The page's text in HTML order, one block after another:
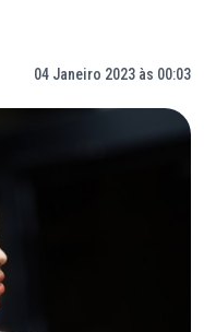
04 Janeiro 2023 às 00:03